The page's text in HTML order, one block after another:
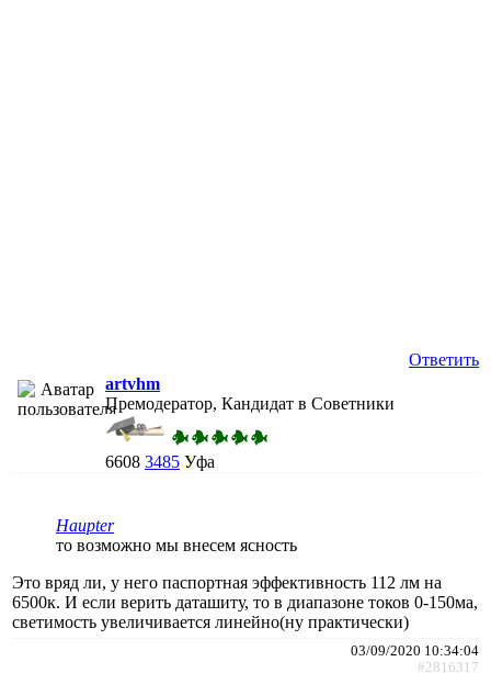
Ответить
artvhm
Премодератор, Кандидат в Советники
6608 3485 Уфа
Haupter
то возможно мы внесем ясность
Это вряд ли, у него паспортная эффективность 112 лм на
6500к. И если верить даташиту, то в диапазоне токов 0-150ма,
светимость увеличивается линейно(ну практически)
03/09/2020 10:34:04
#2816317